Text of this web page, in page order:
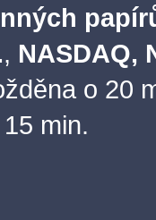
, NASDAQ,
o 20
min.